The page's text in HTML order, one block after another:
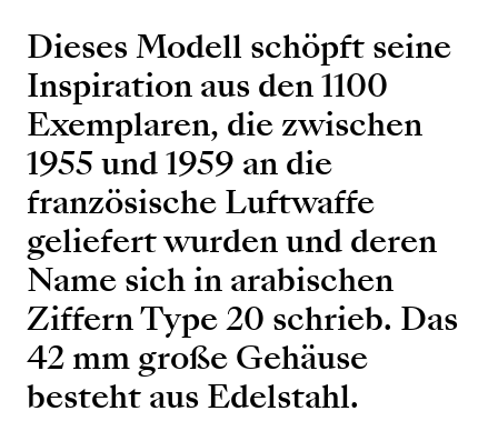
Dieses Modell schöpft seine
Inspiration aus den 1100
Exemplaren, die zwischen
1955 und 1959 an die
französische Luftwaffe
geliefert wurden und deren
Name sich in arabischen
Ziffern Type 20 schrieb. Das
42 mm große Gehäuse
besteht aus Edelstahl.